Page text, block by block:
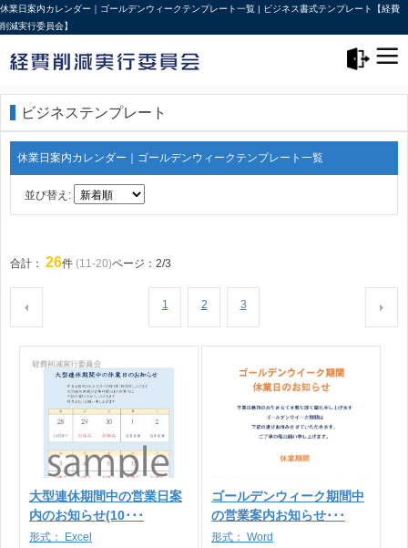
休業日案内カレンダー｜ゴールデンウィークテンプレート一覧 | ビジネス書式テンプレート【経費
削減実行委員会】
ビジネステンプレート
休業日案内カレンダー｜ゴールデンウィークテンプレート一覧
並び替え:
合計： 26件 (11-20)ページ：2/3
1 2 3
大型連休期間中の営業日案
内のお知らせ(10･･･
形式： Excel
ゴールデンウィーク期間中
の営業案内お知らせ･･･
形式： Word